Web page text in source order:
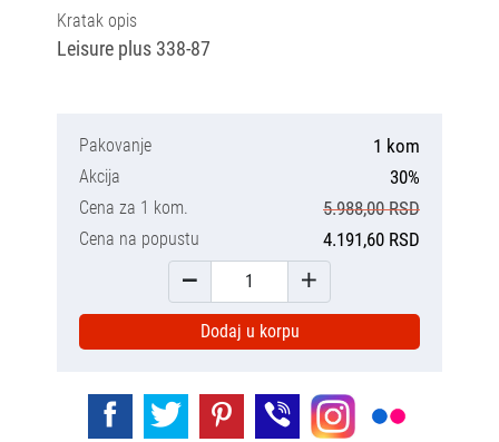
Kratak opis
Leisure plus 338-87
Pakovanje 1 kom
Akcija 30%
Cena za 1 kom. 5.988,00 RSD
Cena na popustu 4.191,60 RSD
Dodaj u korpu